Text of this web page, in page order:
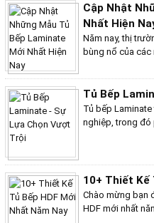
của mình. Với
nghệ tiên tiến,
sóc sức khỏe
không gian sống.
Cập Nhật
Nhất Hiện
Năm nay, thị
bùng nổ của
cao, khả năng
mẫu tủ bếp
sang trọng với
hướng mới trong
xu hướng thiết
Tủ Bếp
Tủ bếp
nghiệp, trong đó
với các loại lớp
bếp Laminate là
tủ bếp gỗ công
cốt gỗ công
ưu điểm vượt
10+ Thiết Kế
Chào mừng bạn
HDF mới nhất